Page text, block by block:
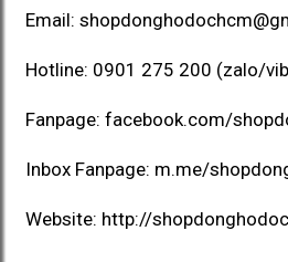
Email:
Hotline: 0901 275 200 (zalo/
Fanpage: facebook.com/
Inbox Fanpage: m.me/
Website: http://